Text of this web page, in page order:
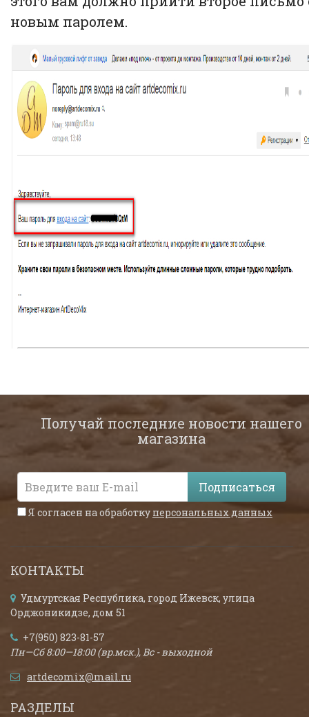
новым паролем.
Получай последние новости нашего
магазина
Подписаться
Я согласен на обработку персональных данных
КОНТАКТЫ
Удмуртская Республика, город Ижевск, улица
Орджоникидзе, дом 51
+7(950) 823-81-57
Пн—Сб 8:00—18:00 (вр.мск.), Вс - выходной
artdecomix@mail.ru
РАЗДЕЛЫ